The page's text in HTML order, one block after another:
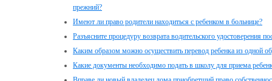
прежний?
Имеют ли право родители находиться с ребенком в больнице?
Разъясните процедуру возврата водительского удостоверения
Каким образом можно осуществить перевод ребенка из одной
Какие документы необходимо подать в школу для приема